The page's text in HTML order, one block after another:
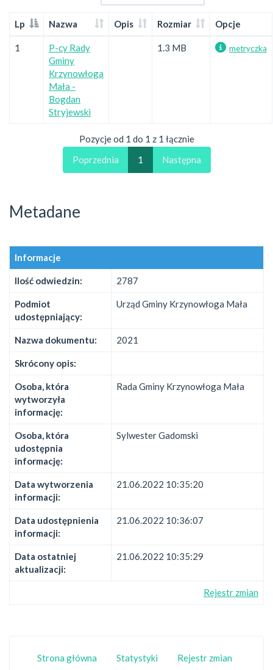
Lp Nazwa Opis Rozmiar Opcje
1
P-cy Rady
Gminy
Krzynowłoga
Mała -
Bogdan
Stryjewski
1.3 MB metryczka
Pozycje od 1 do 1 z 1 łącznie
Poprzednia
1 Następna
Metadane
Informacje
Ilość odwiedzin: 2787
Podmiot
udostępniający:
Urząd Gminy Krzynowłoga Mała
Nazwa dokumentu: 2021
Skrócony opis:
Osoba, która
wytworzyła
informację:
Rada Gminy Krzynowłoga Mała
Osoba, która
udostępnia
informację:
Sylwester Gadomski
Data wytworzenia
informacji:
21.06.2022 10:35:20
Data udostępnienia
informacji:
21.06.2022 10:36:07
Data ostatniej
aktualizacji:
21.06.2022 10:35:29
Rejestr zmian
Strona główna Statystyki Rejestr zmian